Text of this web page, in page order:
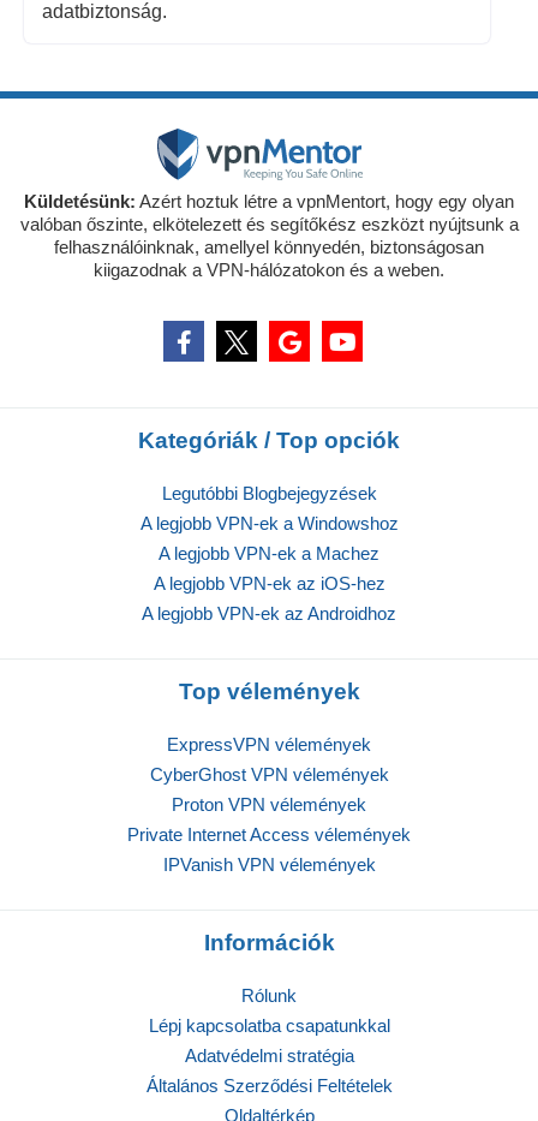
adatbiztonság.
Küldetésünk: Azért hoztuk létre a vpnMentort, hogy egy olyan
valóban őszinte, elkötelezett és segítőkész eszközt nyújtsunk a
felhasználóinknak, amellyel könnyedén, biztonságosan
kiigazodnak a VPN-hálózatokon és a weben.
Kategóriák / Top opciók
Legutóbbi Blogbejegyzések
A legjobb VPN-ek a Windowshoz
A legjobb VPN-ek a Machez
A legjobb VPN-ek az iOS-hez
A legjobb VPN-ek az Androidhoz
Top vélemények
ExpressVPN vélemények
CyberGhost VPN vélemények
Proton VPN vélemények
Private Internet Access vélemények
IPVanish VPN vélemények
Információk
Rólunk
Lépj kapcsolatba csapatunkkal
Adatvédelmi stratégia
Általános Szerződési Feltételek
Oldaltérkép